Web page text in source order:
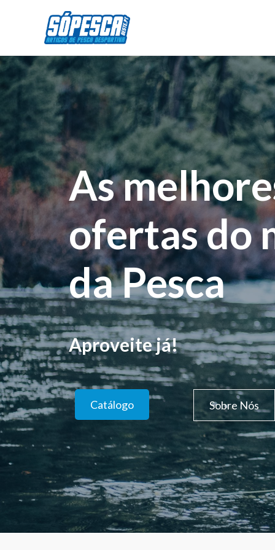
As
ofertas do
da Pesca
Aproveite já!
Catálogo Sobre Nós